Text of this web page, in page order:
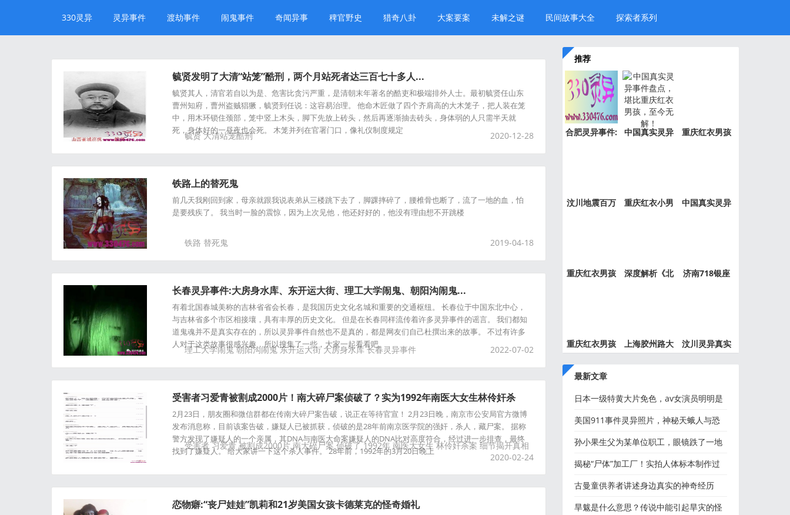
330灵异 灵异事件 渡劫事件 闹鬼事件 奇闻异事 稗官野史 猎奇八卦 大案要案 未解之谜 民间故事大全 探索者系列
毓贤发明了大清“站笼”酷刑，两个月站死者达三百七十多人...
毓贤其人，清官若自以为是、危害比贪污严重，是清朝末年著名的酷吏和极端排外人士。最初毓贤任山东
曹州知府，曹州盗贼猖獗，毓贤到任说：这容易治理。 他命木匠做了四个齐肩高的大木笼子，把人装在笼
中，用木环锁住颈部，笼中竖上木头，脚下先放上砖头，然后再逐渐抽去砖头，身体弱的人只需半天就
死，身体好的一昼夜也会死。 木笼并列在官署门口，像礼仪制度规定
毓贤 大清站笼酷刑 2020-12-28
铁路上的替死鬼
前几天我刚回到家，母亲就跟我说表弟从三楼跳下去了，脚踝摔碎了，腰椎骨也断了，流了一地的血，怕
是要残疾了。 我当时一脸的震惊，因为上次见他，他还好好的，他没有理由想不开跳楼
铁路 替死鬼 2019-04-18
长春灵异事件:大房身水库、东开运大街、理工大学闹鬼、朝阳沟闹鬼...
有着北国春城美称的吉林省省会长春，是我国历史文化名城和重要的交通枢纽。 长春位于中国东北中心，
与吉林省多个市区相接壤，具有丰厚的历史文化。 但是在长春同样流传着许多灵异事件的谣言。 我们都知
道鬼魂并不是真实存在的，所以灵异事件自然也不是真的，都是网友们自己杜撰出来的故事。 不过有许多
人对于这类故事很感兴趣，所以搜集了一些，大家一起看看吧。
理工大学闹鬼 朝阳沟闹鬼 东开运大街 大房身水库 长春灵异事件 2022-07-02
受害者习爱青被割成2000片！南大碎尸案侦破了？实为1992年南医大女生林伶奸杀
案！一个细节揭开真相
2月23日，朋友圈和微信群都在传南大碎尸案告破，说正在等待官宣！ 2月23日晚，南京市公安局官方微博
发布消息称，目前该案告破，嫌疑人已被抓获，侦破的是28年前南京医学院的强奸，杀人，藏尸案。 据称
警方发现了嫌疑人的一个亲属，其DNA与南医大命案嫌疑人的DNA比对高度符合，经过进一步排查，最终
找到了嫌疑人。 给大家讲一下这个杀人事件。 28年前，1992年的3月20日晚上
受害者 习爱青 被割成2000片 南大碎尸案 侦破了 1992年 南医大女生 林伶奸杀案 细节揭开真相
2020-02-24
恋物癖:“丧尸娃娃”凯莉和21岁美国女孩卡德莱克的怪奇婚礼
推荐
合肥灵异事件:
中国真实灵异
重庆红衣男孩
汶川地震百万
重庆红衣小男
中国真实灵异
重庆红衣男孩
深度解析《北
济南718银座
重庆红衣男孩
上海胶州路大
汶川灵异真实
最新文章
日本一级特黄大片免色，av女演员明明是
大妈却p个童颜巨乳萝莉
美国911事件灵异照片，神秘天蛾人与恐
怖撒旦脸
孙小果生父为某单位职工，眼镜跌了一地
揭秘“尸体”加工厂！实拍人体标本制作过
程
古曼童供养者讲述身边真实的神奇经历
旱魃是什么意思？传说中能引起旱灾的怪